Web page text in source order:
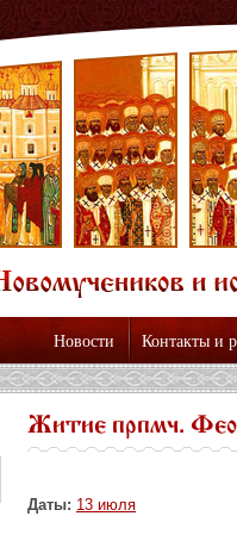
Новости Контакты и
Житие прпмч.
Даты: 13 июля